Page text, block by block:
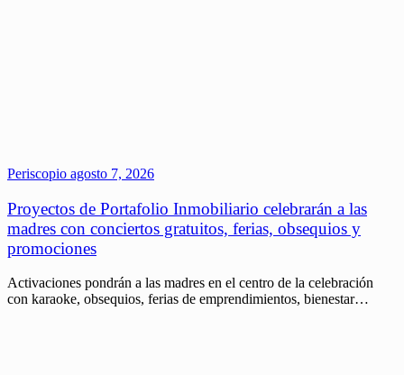
Periscopio agosto 7, 2026
Proyectos de Portafolio Inmobiliario celebrarán a las
madres con conciertos gratuitos, ferias, obsequios y
promociones
Activaciones pondrán a las madres en el centro de la celebración
con karaoke, obsequios, ferias de emprendimientos, bienestar…